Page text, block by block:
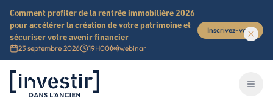
Comment profiter de la rentrée immobilière 2026
pour accélérer la création de votre patrimoine et
sécuriser votre avenir financier
23 septembre 2026 19H00 webinar
Inscrivez-vous
Investir dans l'ancien